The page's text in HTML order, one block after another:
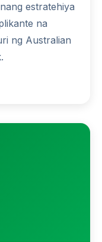
estratehiya
na
ng Australian